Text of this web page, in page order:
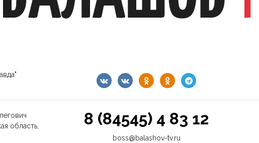
область,
8 (84545) 4 83 12
boss@balashov-tv.ru